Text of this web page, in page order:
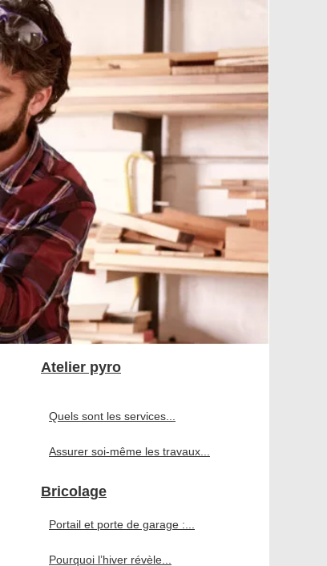
Atelier pyro
Quels sont les services...
Assurer soi-même les travaux...
Bricolage
Portail et porte de garage :...
Pourquoi l’hiver révèle...